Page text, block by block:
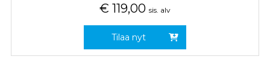
€ 119,00 sis. alv
Tilaa nyt